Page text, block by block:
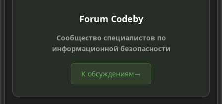
Forum Codeby
Сообщество специалистов по
информационной безопасности
К обсуждениям→